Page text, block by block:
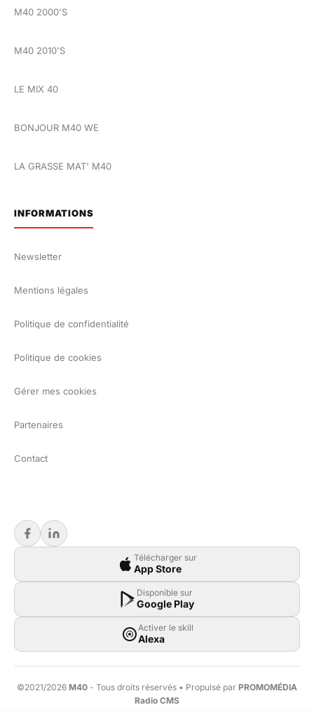
M40 2000'S
M40 2010'S
LE MIX 40
BONJOUR M40 WE
LA GRASSE MAT' M40
INFORMATIONS
Newsletter
Mentions légales
Politique de confidentialité
Politique de cookies
Gérer mes cookies
Partenaires
Contact
Télécharger sur
App Store
Disponible sur
Google Play
Activer le skill
Alexa
©2021/2026 M40 - Tous droits réservés • Propulsé par PROMOMÉDIA
Radio CMS